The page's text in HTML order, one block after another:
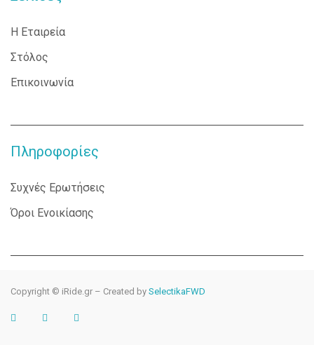
Η Εταιρεία
Στόλος
Επικοινωνία
Πληροφορίες
Συχνές Ερωτήσεις
Όροι Ενοικίασης
Copyright © iRide.gr – Created by SelectikaFWD